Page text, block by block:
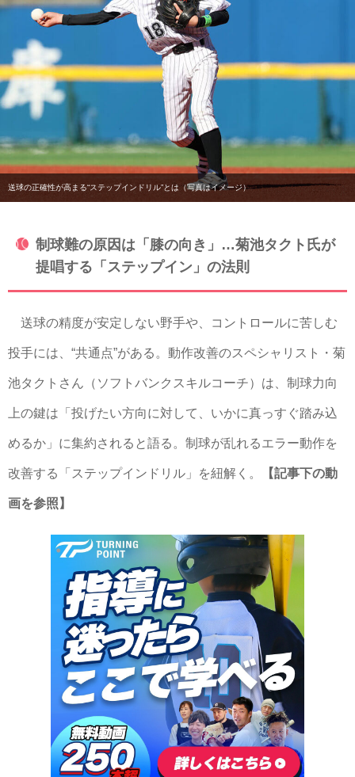
送球の正確性が高まる“ステップインドリル”とは（写真はイメージ）
制球難の原因は「膝の向き」…菊池タクト氏が
提唱する「ステップイン」の法則
送球の精度が安定しない野手や、コントロールに苦しむ
投手には、“共通点”がある。動作改善のスペシャリスト・菊
池タクトさん（ソフトバンクスキルコーチ）は、制球力向
上の鍵は「投げたい方向に対して、いかに真っすぐ踏み込
めるか」に集約されると語る。制球が乱れるエラー動作を
改善する「ステップインドリル」を紐解く。 【記事下の動
画を参照】